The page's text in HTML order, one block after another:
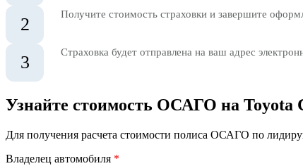
2 Получите стоимость страховки и завершите
3 Страховка будет отправлена на ваш адрес
Узнайте стоимость ОСАГО на Toyota
Для получения расчета стоимости полиса ОСАГО по
Владелец автомобиля *